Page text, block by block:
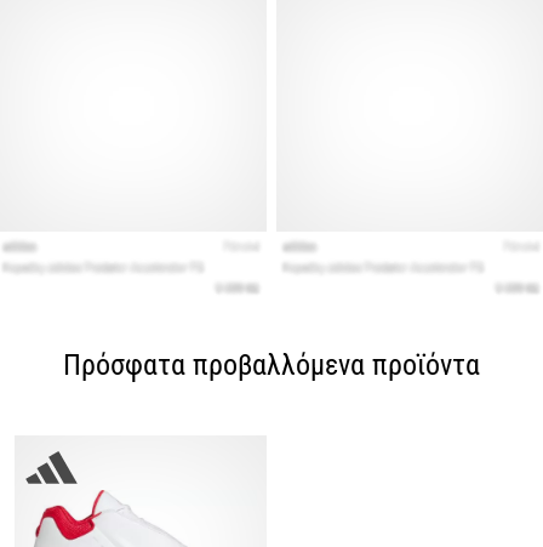
Πρόσφατα προβαλλόμενα προϊόντα